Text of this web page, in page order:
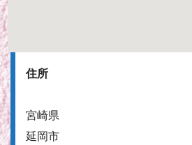
住所
宮崎県
延岡市